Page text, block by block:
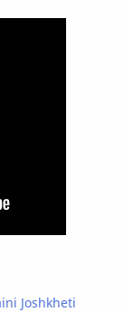
Joshkheti